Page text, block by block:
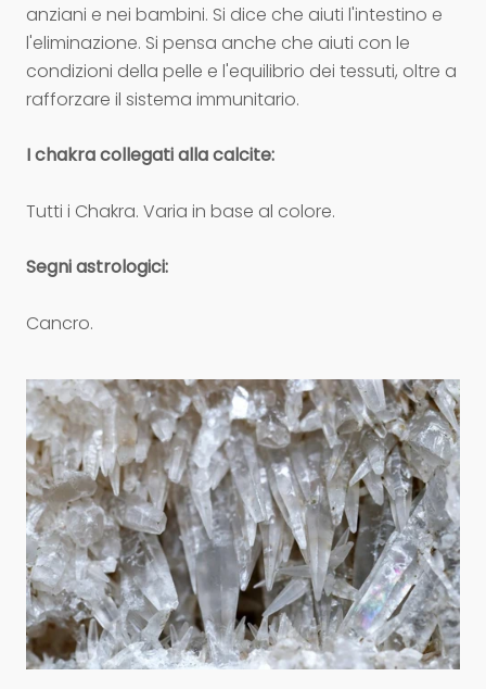
anziani e nei bambini. Si dice che aiuti l'intestino e
l'eliminazione. Si pensa anche che aiuti con le
condizioni della pelle e l'equilibrio dei tessuti, oltre a
rafforzare il sistema immunitario.
I chakra collegati alla calcite:
Tutti i Chakra. Varia in base al colore.
Segni astrologici:
Cancro.